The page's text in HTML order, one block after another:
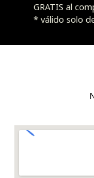
GRATIS al
* válido solo